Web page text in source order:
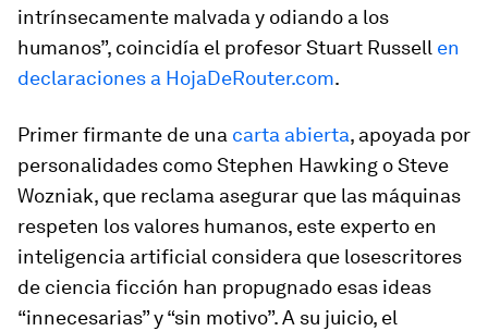
intrínsecamente malvada y odiando a los
humanos”, coincidía el profesor Stuart Russell en
declaraciones a HojaDeRouter.com.
Primer firmante de una carta abierta, apoyada por
personalidades como Stephen Hawking o Steve
Wozniak, que reclama asegurar que las máquinas
respeten los valores humanos, este experto en
inteligencia artificial considera que losescritores
de ciencia ficción han propugnado esas ideas
“innecesarias” y “sin motivo”. A su juicio, el